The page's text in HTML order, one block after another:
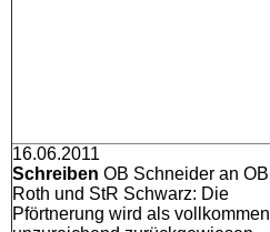
16.06.2011
Schreiben OB Schneider an OB
Roth und StR Schwarz: Die
Pförtnerung wird als vollkommen